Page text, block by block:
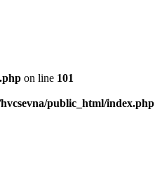
on line 101
public_html/index.php